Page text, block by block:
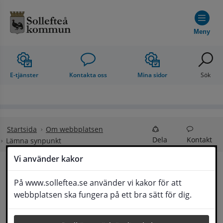
Vi använder kakor
På www.solleftea.se använder vi kakor för att
webbplatsen ska fungera på ett bra sätt för dig.
Meny
E-tjänster Kontakta oss Mina sidor Sök
Startsida
Om webbplatsen
Lämna synpunkt
Dela Kontakt
Lämna synpunkt
Här kan du lämna synpunkter, förslag och